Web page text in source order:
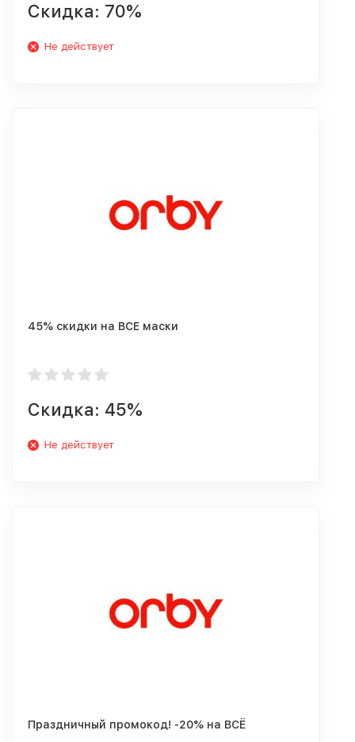
Скидка: 70%
Не действует
45% скидки на ВСЕ маски
Скидка: 45%
Не действует
Праздничный промокод! -20% на ВСЁ